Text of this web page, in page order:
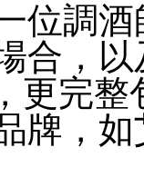
位調
合，
更完
牌，